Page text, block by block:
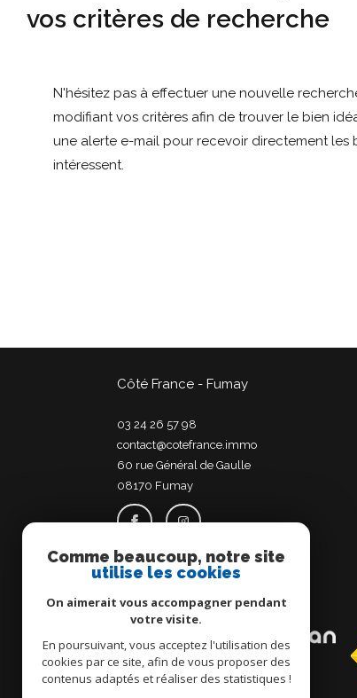
vos critères de recherche
N'hésitez pas à effectuer une nouvelle
modifiant vos critères afin de trouver le bien
une alerte e-mail pour recevoir directement les
intéressent.
Côté France - Fumay
03 24 26 57 98
contact@cotefrance.immo
60 rue Général de Gaulle
08170
fumay
Adhérents
Comme beaucoup, notre site
utilise les cookies
On aimerait vous accompagner pendant
votre visite.
En poursuivant, vous acceptez l'utilisation des
cookies par ce site, afin de vous proposer des
contenus adaptés et réaliser des statistiques !